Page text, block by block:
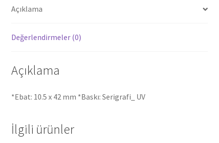
Açıklama
Değerlendirmeler (0)
Açıklama
*Ebat: 10.5 x 42 mm *Baskı: Serigrafi_ UV
İlgili ürünler